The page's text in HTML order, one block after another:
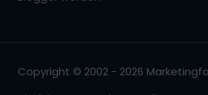
Copyright © 2002 - 2026